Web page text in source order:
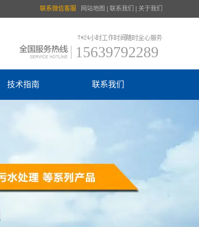
网站地图 联系我们 关于我们
联系微信客服
15639792289
技术指南 联系我们